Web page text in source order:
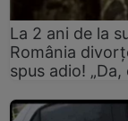
La 2 ani de la
România
spus adio!